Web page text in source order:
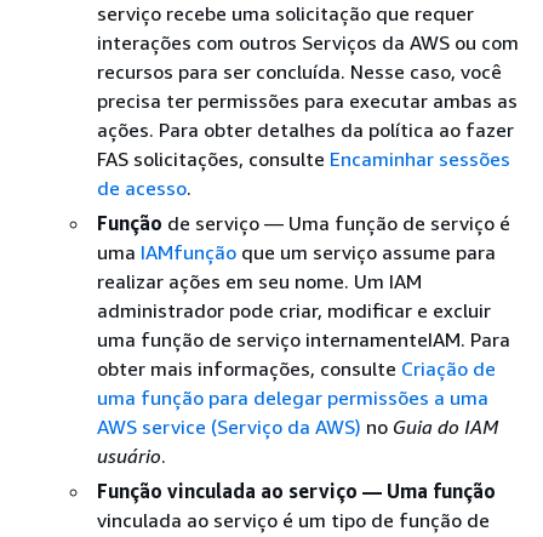
serviço recebe uma solicitação que requer
interações com outros Serviços da AWS ou com
recursos para ser concluída. Nesse caso, você
precisa ter permissões para executar ambas as
ações. Para obter detalhes da política ao fazer
FAS solicitações, consulte Encaminhar sessões
de acesso.
Função de serviço — Uma função de serviço é
uma IAMfunção que um serviço assume para
realizar ações em seu nome. Um IAM
administrador pode criar, modificar e excluir
uma função de serviço internamenteIAM. Para
obter mais informações, consulte Criação de
uma função para delegar permissões a uma
AWS service (Serviço da AWS) no Guia do IAM
usuário.
Função vinculada ao serviço — Uma função
vinculada ao serviço é um tipo de função de